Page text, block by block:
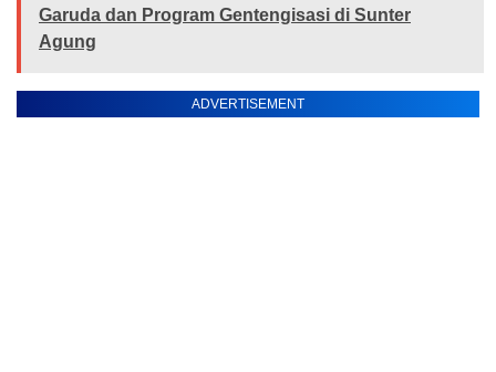
Garuda dan Program Gentengisasi di Sunter
Agung
ADVERTISEMENT